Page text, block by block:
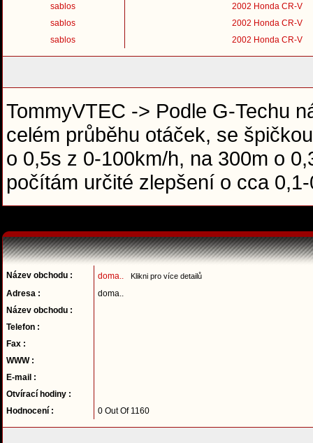
sablos
2002 Honda CR-V
sablos
2002 Honda CR-V
sablos
2002 Honda CR-V
TommyVTEC -> Podle G-Techu
celém průběhu otáček, se
o 0,5s z 0-100km/h, na 300m o
počítám určité zlepšení o cca
Název obchodu : doma.. Klikni pro více detailů
Adresa :
doma..
Název obchodu :
Telefon :
Fax :
WWW :
E-mail :
Otvírací hodiny :
Hodnocení :
0 Out Of 1160